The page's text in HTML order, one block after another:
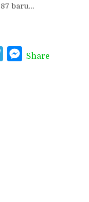
baru…
TelegramMessenger
Share